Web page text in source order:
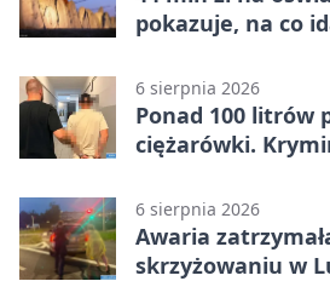
pokazuje, na co
6 sierpnia 2026
Ponad 100 litrów
ciężarówki.
6 sierpnia 2026
Awaria
skrzyżowaniu w